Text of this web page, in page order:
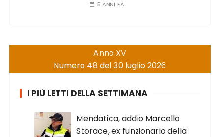
5 ANNI FA
Anno XV
Numero 48 del 30 luglio 2026
I PIÙ LETTI DELLA SETTIMANA
Mendatica, addio Marcello
Storace, ex funzionario della